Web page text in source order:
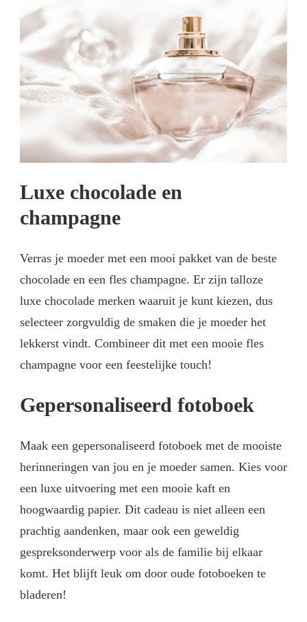
Luxe chocolade en
champagne
Verras je moeder met een mooi pakket van de beste
chocolade en een fles champagne. Er zijn talloze
luxe chocolade merken waaruit je kunt kiezen, dus
selecteer zorgvuldig de smaken die je moeder het
lekkerst vindt. Combineer dit met een mooie fles
champagne voor een feestelijke touch!
Gepersonaliseerd fotoboek
Maak een gepersonaliseerd fotoboek met de mooiste
herinneringen van jou en je moeder samen. Kies voor
een luxe uitvoering met een mooie kaft en
hoogwaardig papier. Dit cadeau is niet alleen een
prachtig aandenken, maar ook een geweldig
gespreksonderwerp voor als de familie bij elkaar
komt. Het blijft leuk om door oude fotoboeken te
bladeren!